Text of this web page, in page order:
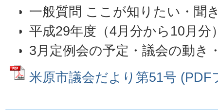
一般質問 ここが知りたい・聞
平成29年度（4月分から10月分
3月定例会の予定・議会の動き
米原市議会だより第51号 (PDF